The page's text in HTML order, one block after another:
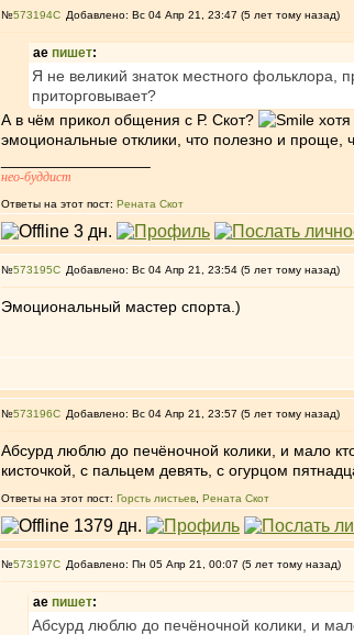
№573194 Добавлено: Вс 04 Апр 21, 23:47 (5 лет тому назад)
ae пишет:
Я не великий знаток местного фольклора,
приторговывает?
А в чём прикол общения с Р. Скот?
эмоциональные отклики, что полезно и
нео-буддист
Ответы на этот пост: Рената Скот
№573195 Добавлено: Вс 04 Апр 21, 23:54 (5 лет тому назад)
Эмоциональный мастер спорта.)
№573196 Добавлено: Вс 04 Апр 21, 23:57 (5 лет тому назад)
Абсурд люблю до печёночной колики, и мало
кисточкой, с пальцем девять, с огурцом
Ответы на этот пост: Горсть листьев Рената Скот
№573197 Добавлено: Пн 05 Апр 21, 00:07 (5 лет тому назад)
ae пишет:
Абсурд люблю до печёночной колики, и